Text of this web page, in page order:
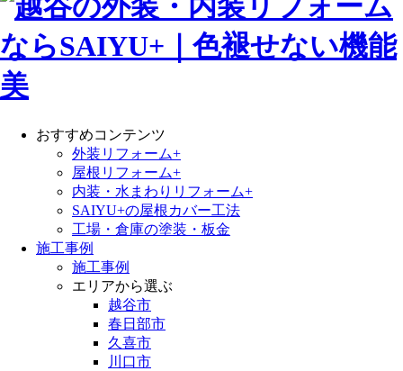
おすすめコンテンツ
外装リフォーム+
屋根リフォーム+
内装・水まわりリフォーム+
SAIYU+の屋根カバー工法
工場・倉庫の塗装・板金
施工事例
施工事例
エリアから選ぶ
越谷市
春日部市
久喜市
川口市